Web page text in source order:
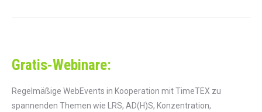
Gratis-Webinare:
Regelmäßige WebEvents in Kooperation mit TimeTEX zu
spannenden Themen wie LRS, AD(H)S, Konzentration,